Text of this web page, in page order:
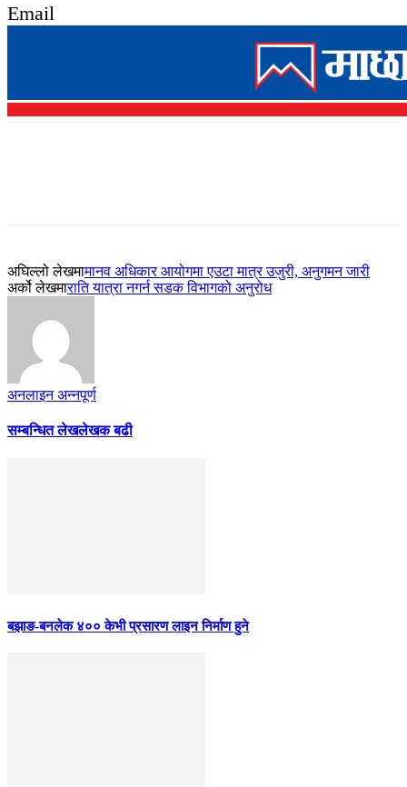
Email
अघिल्लो लेखमामानव अधिकार आयोगमा एउटा मात्र उजुरी, अनुगमन जारी
अर्को लेखमाराति यात्रा नगर्न सडक विभागको अनुरोध
अनलाइन अन्नपूर्ण
सम्बन्धित लेखलेखक बढी
बझाङ-बनलेक ४०० केभी प्रसारण लाइन निर्माण हुने